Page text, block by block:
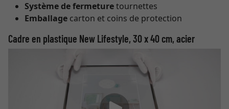
Système de fermeturetournettes
Emballage carton et coins de protection
Cadre en plastique New Lifestyle, 30 x 40 cm, acier